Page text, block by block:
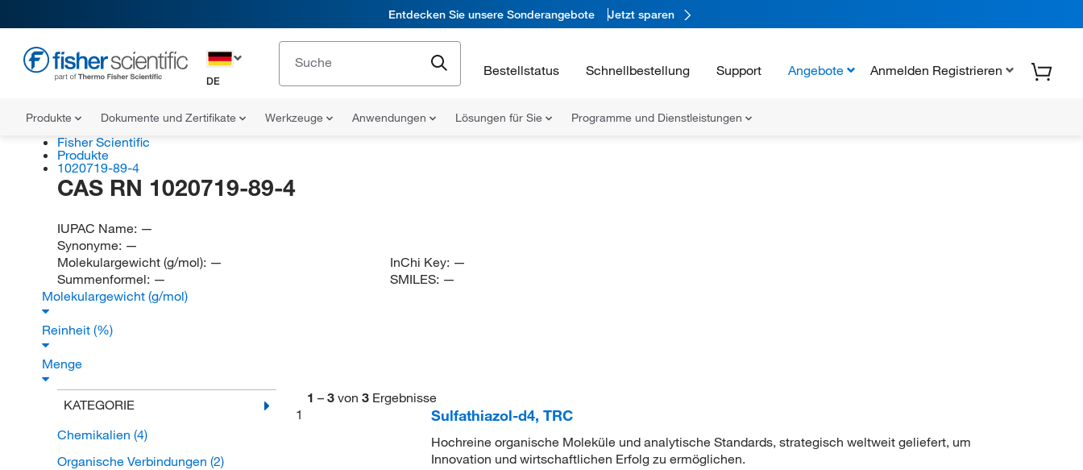
Entdecken Sie unsere Sonderangebote Jetzt sparen
DE
Bestellstatus Schnellbestellung Support Angebote Anmelden Registrieren
Produkte Dokumente und Zertifikate Werkzeuge Anwendungen Lösungen für Sie Programme und Dienstleistungen
Fisher Scientific
Produkte
1020719-89-4
CAS RN 1020719-89-4
IUPAC Name: —
Synonyme: —
Molekulargewicht (g/mol): —
Summenformel: —
InChi Key: —
SMILES: —
Molekulargewicht (g/mol)
Reinheit (%)
Menge
KATEGORIE
Chemikalien (4)
Organische Verbindungen (2)
1 – 3 von 3 Ergebnisse
1
Sulfathiazol-d4, TRC
Hochreine organische Moleküle und analytische Standards, strategisch weltweit geliefert, um
Innovation und wirtschaftlichen Erfolg zu ermöglichen.